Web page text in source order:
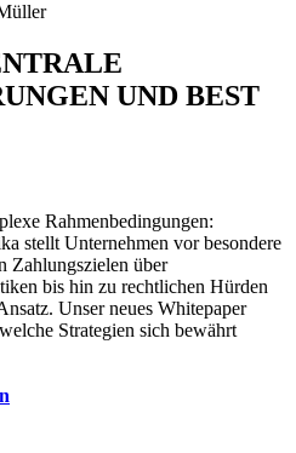
UND BEST
Rahmenbedingungen:
stellt Unternehmen vor besondere
Zahlungszielen über
bis hin zu rechtlichen Hürden
Unser neues Whitepaper
Strategien sich bewährt